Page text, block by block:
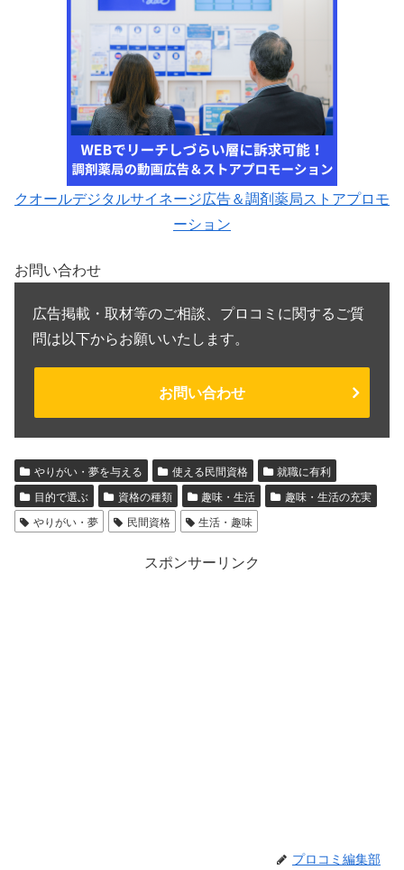
クオールデジタルサイネージ広告＆調剤薬局ストアプロモ
ーション
お問い合わせ
広告掲載・取材等のご相談、プロコミに関するご質
問は以下からお願いいたします。
お問い合わせ
やりがい・夢を与える 使える民間資格
就職に有利
目的で選ぶ
資格の種類 趣味・生活
趣味・生活の充実
やりがい・夢
民間資格 生活・趣味
スポンサーリンク
プロコミ編集部